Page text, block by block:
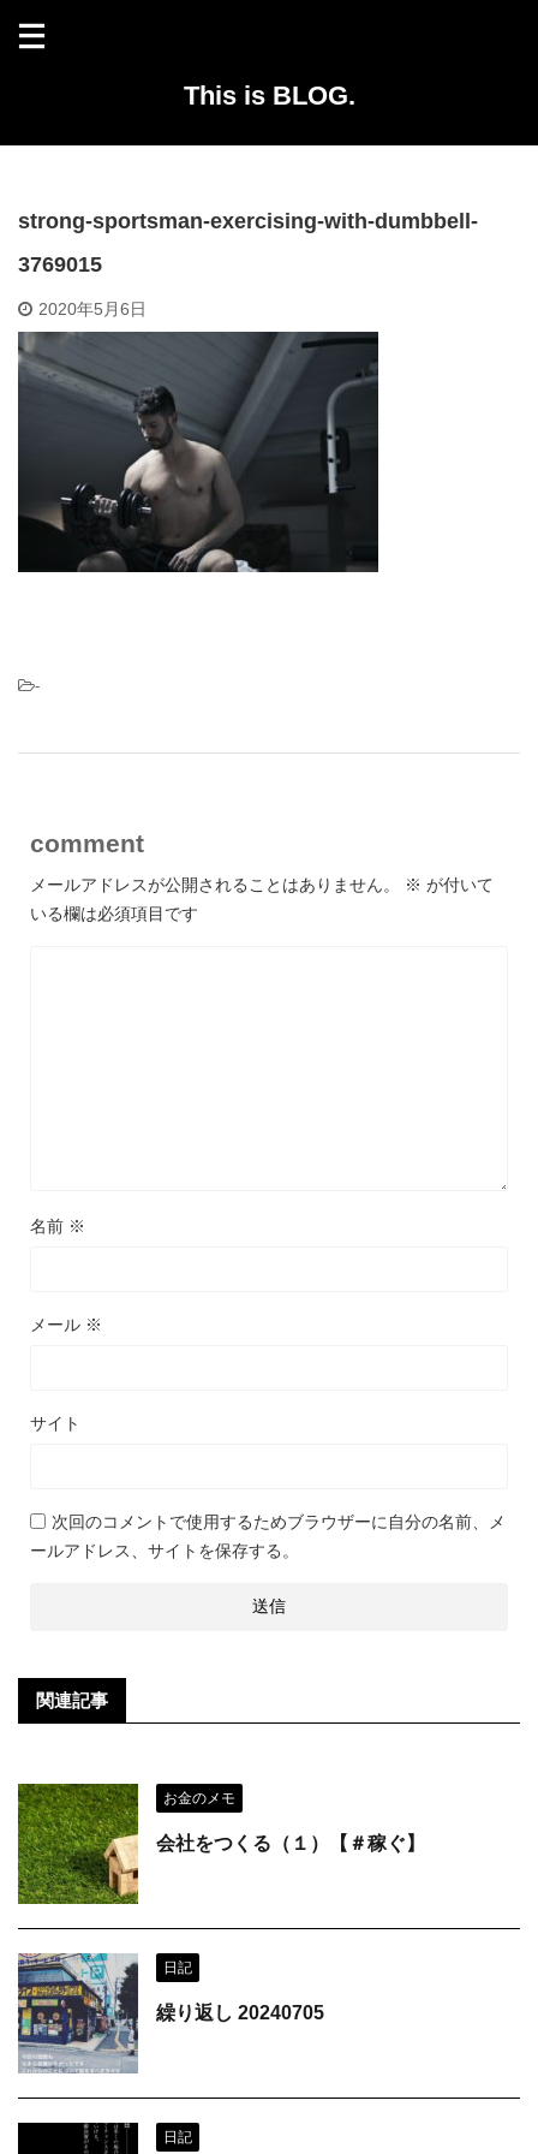
This is BLOG.
strong-sportsman-exercising-with-dumbbell-
3769015
2020年5月6日
-
comment
メールアドレスが公開されることはありません。 ※ が付いて
いる欄は必須項目です
名前 ※
メール ※
サイト
次回のコメントで使用するためブラウザーに自分の名前、メ
ールアドレス、サイトを保存する。
関連記事
お金のメモ
会社をつくる（１）【＃稼ぐ】
日記
繰り返し 20240705
日記